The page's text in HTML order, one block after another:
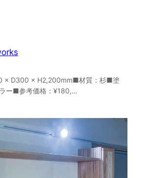
× D300 × H2,200mm■材質：杉■塗
ー■参考価格：¥180,…